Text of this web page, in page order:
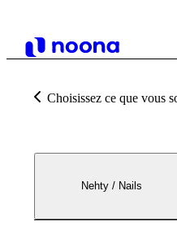
Choisissez ce que vous
Nehty / Nails